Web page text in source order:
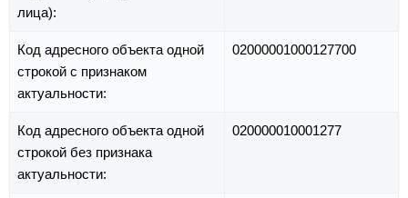
лица):
Код адресного объекта одной
строкой с признаком
актуальности:
02000001000127700
Код адресного объекта одной
строкой без признака
актуальности:
020000010001277